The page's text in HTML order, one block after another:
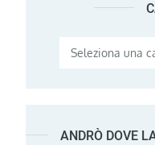
Categorie
ANDRÒ DOVE